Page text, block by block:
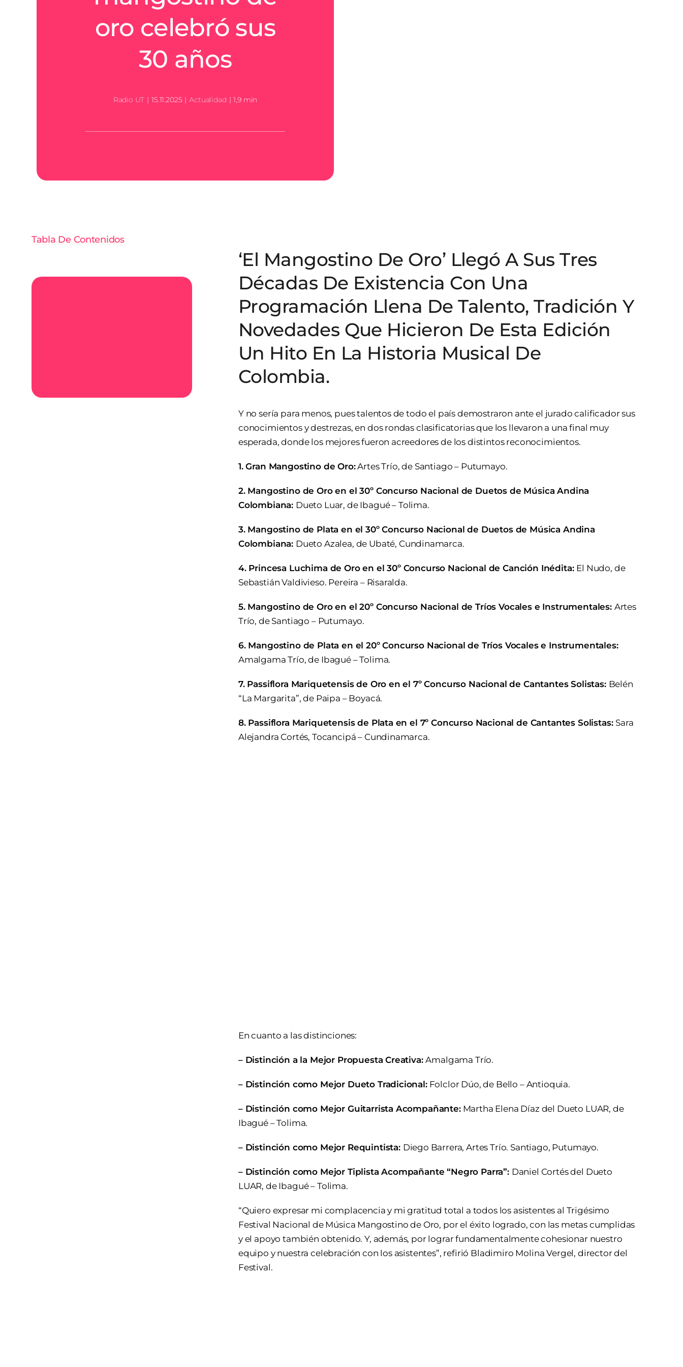
oro celebró sus
30 años
Radio UT | 15.11.2025 | Actualidad | 1,9 min
Tabla De Contenidos
‘El Mangostino De Oro’ Llegó A Sus Tres
Décadas De Existencia Con Una
Programación Llena De Talento, Tradición Y
Novedades Que Hicieron De Esta Edición
Un Hito En La Historia Musical De
Colombia.
Y no sería para menos, pues talentos de todo el país demostraron ante el jurado calificador sus
conocimientos y destrezas, en dos rondas clasificatorias que los llevaron a una final muy
esperada, donde los mejores fueron acreedores de los distintos reconocimientos.
1. Gran Mangostino de Oro:Artes Trío, de Santiago – Putumayo.
2. Mangostino de Oro en el 30º Concurso Nacional de Duetos de Música Andina
Colombiana: Dueto Luar, de Ibagué – Tolima.
3. Mangostino de Plata en el 30º Concurso Nacional de Duetos de Música Andina
Colombiana: Dueto Azalea, de Ubaté, Cundinamarca.
4. Princesa Luchima de Oro en el 30º Concurso Nacional de Canción Inédita: El Nudo, de
Sebastián Valdivieso. Pereira – Risaralda.
5. Mangostino de Oro en el 20º Concurso Nacional de Tríos Vocales e Instrumentales: Artes
Trío, de Santiago – Putumayo.
6. Mangostino de Plata en el 20º Concurso Nacional de Tríos Vocales e Instrumentales:
Amalgama Trío, de Ibagué – Tolima.
7. Passiflora Mariquetensis de Oro en el 7º Concurso Nacional de Cantantes Solistas: Belén
“La Margarita”, de Paipa – Boyacá.
8. Passiflora Mariquetensis de Plata en el 7º Concurso Nacional de Cantantes Solistas: Sara
Alejandra Cortés, Tocancipá – Cundinamarca.
En cuanto a las distinciones:
– Distinción a la Mejor Propuesta Creativa:Amalgama Trío.
– Distinción como Mejor Dueto Tradicional:Folclor Dúo, de Bello – Antioquia.
– Distinción como Mejor Guitarrista Acompañante:Martha Elena Díaz del Dueto LUAR, de
Ibagué – Tolima.
– Distinción como Mejor Requintista: Diego Barrera, Artes Trío. Santiago, Putumayo.
– Distinción como Mejor Tiplista Acompañante “Negro Parra”: Daniel Cortés del Dueto
LUAR, de Ibagué – Tolima.
“Quiero expresar mi complacencia y mi gratitud total a todos los asistentes al Trigésimo
Festival Nacional de Música Mangostino de Oro, por el éxito logrado, con las metas cumplidas
y el apoyo también obtenido. Y, además, por lograr fundamentalmente cohesionar nuestro
equipo y nuestra celebración con los asistentes”, refirió Bladimiro Molina Vergel, director del
Festival.